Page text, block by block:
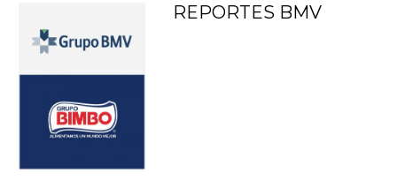
REPORTES BMV